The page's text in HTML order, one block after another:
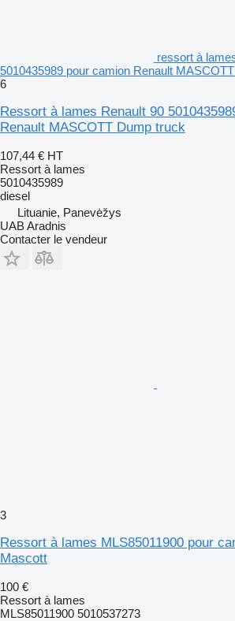
ressort à
5010435989 pour camion Renault
6
Ressort à lames Renault 90
Renault MASCOTT Dump truck
107,44 € HT
Ressort à lames
5010435989
diesel
Lituanie, Panevėžys
UAB Aradnis
Contacter le vendeur
3
Ressort à lames MLS85011900 pour
Mascott
100 €
Ressort à lames
MLS85011900 5010537273